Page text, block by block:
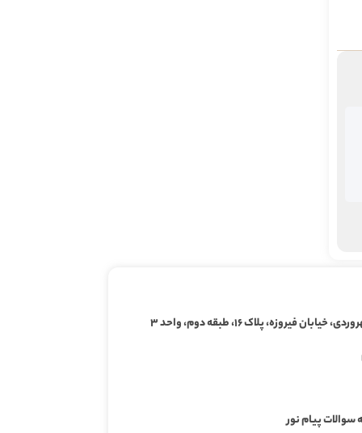
فیروزه، پلاک ۱۶، طبقه دوم، واحد ۳
سوالات پیام نور